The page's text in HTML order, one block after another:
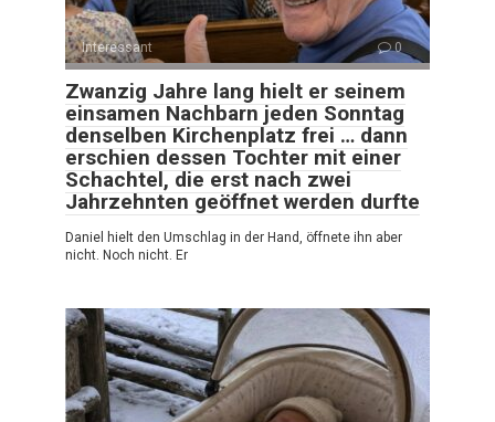
Interessant 0
Zwanzig Jahre lang hielt er seinem
einsamen Nachbarn jeden Sonntag
denselben Kirchenplatz frei … dann
erschien dessen Tochter mit einer
Schachtel, die erst nach zwei
Jahrzehnten geöffnet werden durfte
Daniel hielt den Umschlag in der Hand, öffnete ihn aber
nicht. Noch nicht. Er